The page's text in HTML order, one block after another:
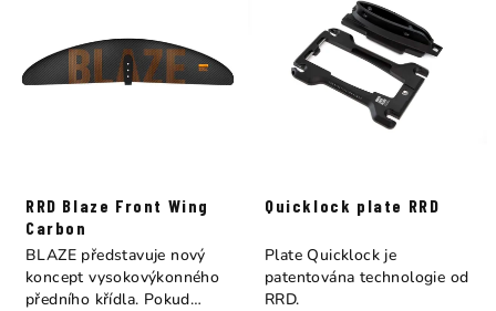
RRD Blaze Front Wing
Carbon
BLAZE představuje nový
koncept vysokovýkonného
předního křídla. Pokud
Quicklock plate RRD
Plate Quicklock je
patentována technologie od
RRD.